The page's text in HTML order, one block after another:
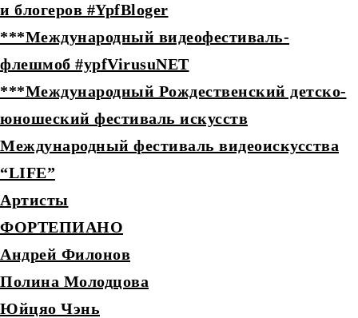
и блогеров #YpfBloger
***Международный видеофестиваль-
флешмоб #ypfVirusuNET
***Международный Рождественский детско-
юношеский фестиваль искусств
Международный фестиваль видеоискусства
“LIFE”
Артисты
ФОРТЕПИАНО
Андрей Филонов
Полина Молодцова
Юйцяо Чэнь